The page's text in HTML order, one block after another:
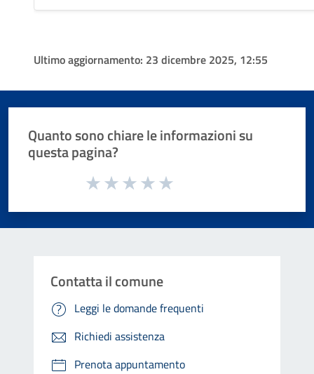
Ultimo aggiornamento: 23 dicembre 2025, 12:55
Quanto sono chiare le informazioni su
questa pagina?
Valuta da 1 a 5 stelle la pagina
Contatta il comune
Leggi le domande frequenti
Richiedi assistenza
Prenota appuntamento